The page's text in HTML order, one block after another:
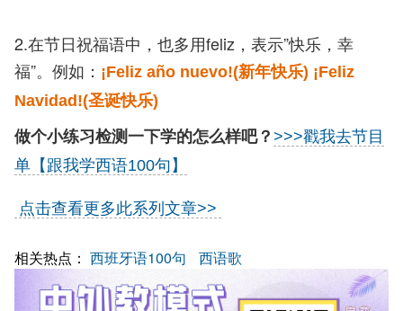
2.在节日祝福语中，也多用feliz，表示”快乐，幸
福”。例如： ¡Feliz año nuevo!(新年快乐) ¡Feliz
Navidad!(圣诞快乐)
做个小练习检测一下学的怎么样吧？ >>>戳我去节目
单【跟我学西语100句】
点击查看更多此系列文章>>
相关热点： 西班牙语100句 西语歌